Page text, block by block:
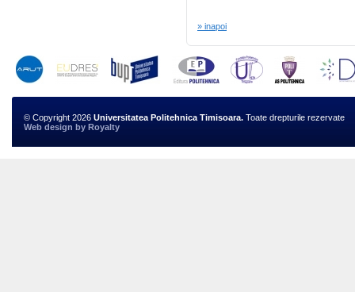
» inapoi
© Copyright 2026 Universitatea Politehnica Timisoara. Toate drepturile rezervate
Web design by Royalty